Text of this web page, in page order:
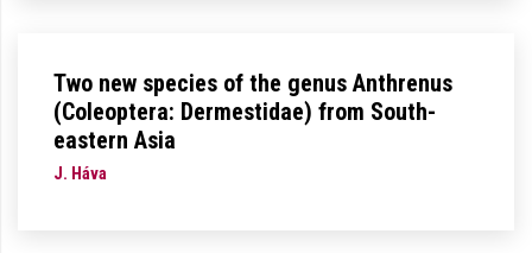
Two new species of the genus Anthrenus
(Coleoptera: Dermestidae) from South-
eastern Asia
J. Háva